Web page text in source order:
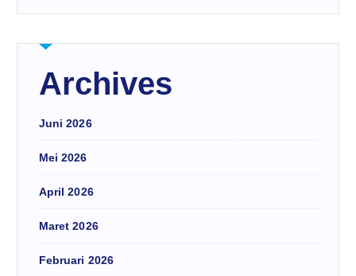
Archives
Juni 2026
Mei 2026
April 2026
Maret 2026
Februari 2026